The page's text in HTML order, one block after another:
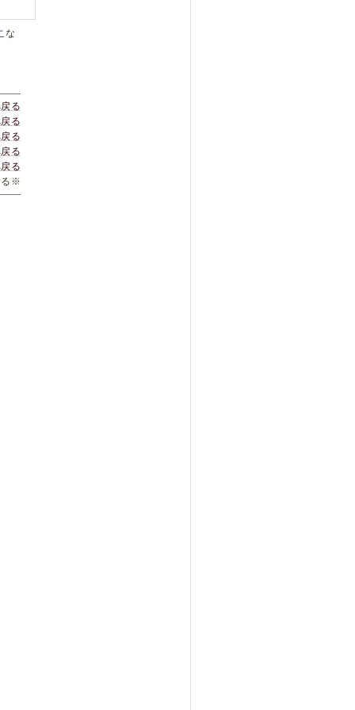
な
る
る
る
る
る
る※